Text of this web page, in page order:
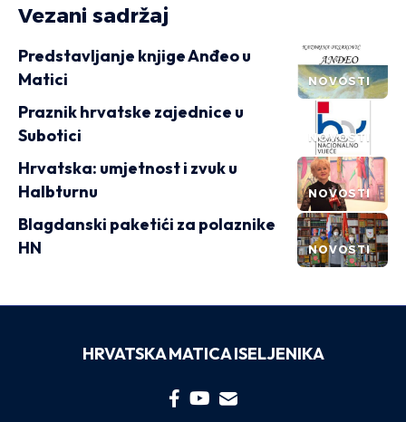
Vezani sadržaj
NOVOSTI
Predstavljanje knjige Anđeo u
Matici
NOVOSTI
Praznik hrvatske zajednice u
Subotici
NOVOSTI
Hrvatska: umjetnost i zvuk u
Halbturnu
NOVOSTI
Blagdanski paketići za polaznike
HN
HRVATSKA MATICA ISELJENIKA